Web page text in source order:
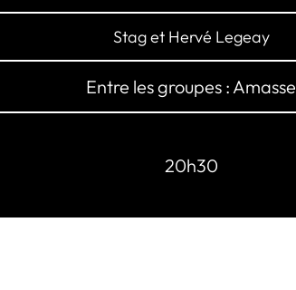
Stag et Hervé Legeay
Entre les groupes : Amasse
20h30